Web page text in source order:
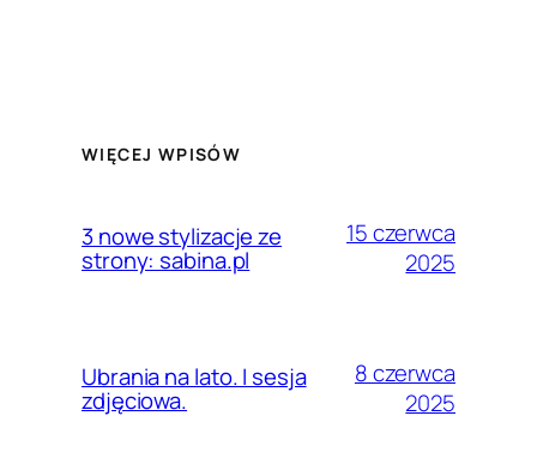
WIĘCEJ WPISÓW
3 nowe stylizacje ze
strony: sabina.pl
15 czerwca
2025
Ubrania na lato. I sesja
zdjęciowa.
8 czerwca
2025